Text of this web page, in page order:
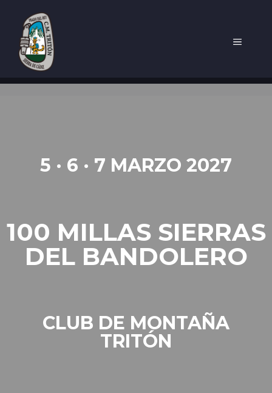
5 · 6 · 7 MARZO 2027
100 MILLAS SIERRAS
DEL BANDOLERO
CLUB DE MONTAÑA
TRITÓN